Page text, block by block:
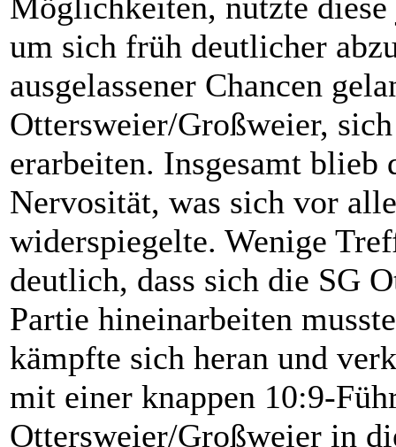
um sich früh deutlicher
ausgelassener Chancen
Ottersweier/Großweier,
erarbeiten. Insgesamt blieb
Nervosität, was sich vor
widerspiegelte. Wenige
deutlich, dass sich die SG
Partie hineinarbeiten
kämpfte sich heran und
mit einer knappen 10:9-
Ottersweier/Großweier in